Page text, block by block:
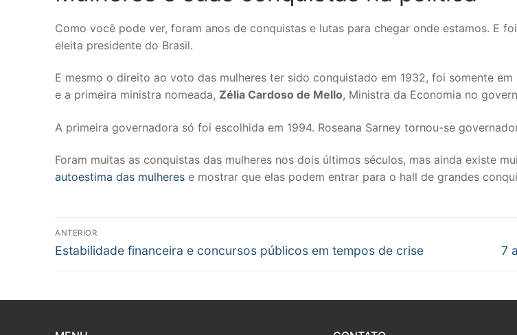
Como você pode ver, foram anos de conquistas e lutas para chegar onde estamos. E
eleita presidente do Brasil.
E mesmo o direito ao voto das mulheres ter sido conquistado em 1932, foi somente
e a primeira ministra nomeada, Zélia Cardoso de Mello, Ministra da Economia no
A primeira governadora só foi escolhida em 1994. Roseana Sarney tornou-se
Foram muitas as conquistas das mulheres nos dois últimos séculos, mas ainda existe
autoestima das mulheres e mostrar que elas podem entrar para o hall de grandes
Navegação
de
ANTERIOR
Post
Estabilidade financeira e concursos públicos em tempos de crise 7